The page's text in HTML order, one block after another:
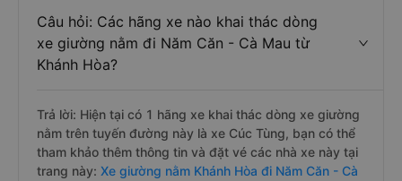
Câu hỏi: Các hãng xe nào khai thác dòng
xe giường nằm đi Năm Căn - Cà Mau từ
Khánh Hòa?
Trả lời: Hiện tại có 1 hãng xe khai thác dòng xe giường
nằm trên tuyến đường này là xe Cúc Tùng, bạn có thể
tham khảo thêm thông tin và đặt vé các nhà xe này tại
trang này: Xe giường nằm Khánh Hòa đi Năm Căn - Cà